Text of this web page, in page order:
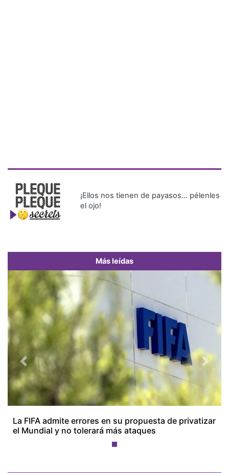
¡Ellos nos tienen de payasos… pélenles
el ojo!
Más leídas
La FIFA admite errores en su propuesta de privatizar
el Mundial y no tolerará más ataques
Previous Next